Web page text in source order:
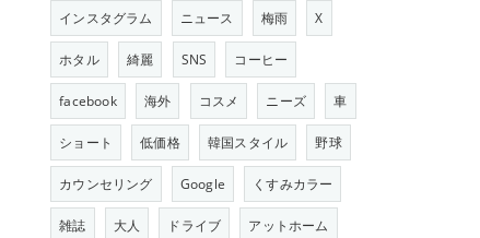
インスタグラム ニュース 梅雨 X
ホタル 綺麗 SNS コーヒー
facebook 海外 コスメ ニーズ 車
ショート 低価格 韓国スタイル 野球
カウンセリング Google くすみカラー
雑誌 大人 ドライブ アットホーム